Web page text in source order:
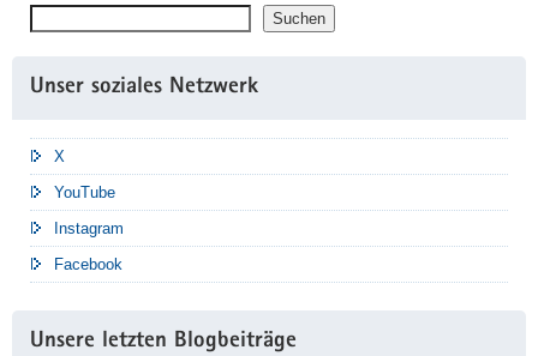
Suchen
Unser soziales Netzwerk
X
YouTube
Instagram
Facebook
Unsere letzten Blogbeiträge